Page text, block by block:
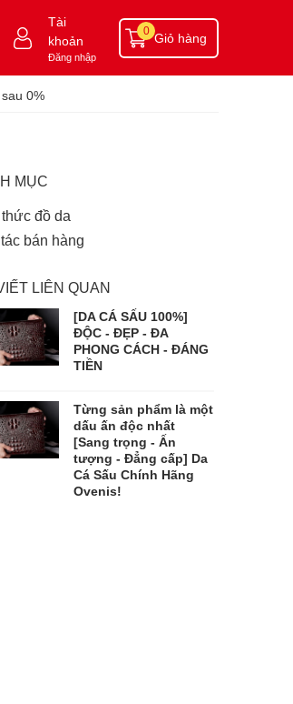
Tài
khoản
Đăng nhập
Giỏ hàng
0
0%
MỤC
đồ da
bán hàng
LIÊN QUAN
[DA CÁ SẤU 100%]
ĐỘC - ĐẸP - ĐA
PHONG CÁCH - ĐÁNG
TIỀN
Từng sản phẩm là một
dấu ấn độc nhất
[Sang trọng - Ấn
tượng - Đẳng cấp] Da
Cá Sấu Chính Hãng
Ovenis!